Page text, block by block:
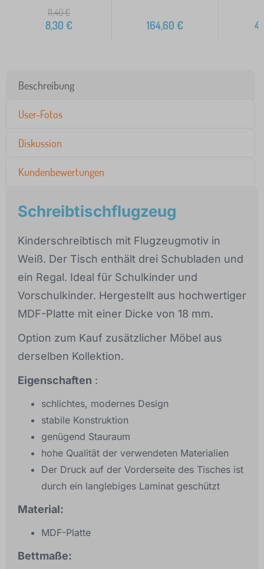
11,40€
8,30 € 164,60 €
Beschreibung
User-Fotos
Diskussion
Kundenbewertungen
Schreibtischflugzeug
Kinderschreibtisch mit Flugzeugmotiv in
Weiß. Der Tisch enthält drei Schubladen und
ein Regal. Ideal für Schulkinder und
Vorschulkinder. Hergestellt aus hochwertiger
MDF-Platte mit einer Dicke von 18 mm.
Option zum Kauf zusätzlicher Möbel aus
derselben Kollektion.
Eigenschaften :
schlichtes, modernes Design
stabile Konstruktion
genügend Stauraum
hohe Qualität der verwendeten Materialien
Der Druck auf der Vorderseite des Tisches ist
durch ein langlebiges Laminat geschützt
Material:
MDF-Platte
Bettmaße: